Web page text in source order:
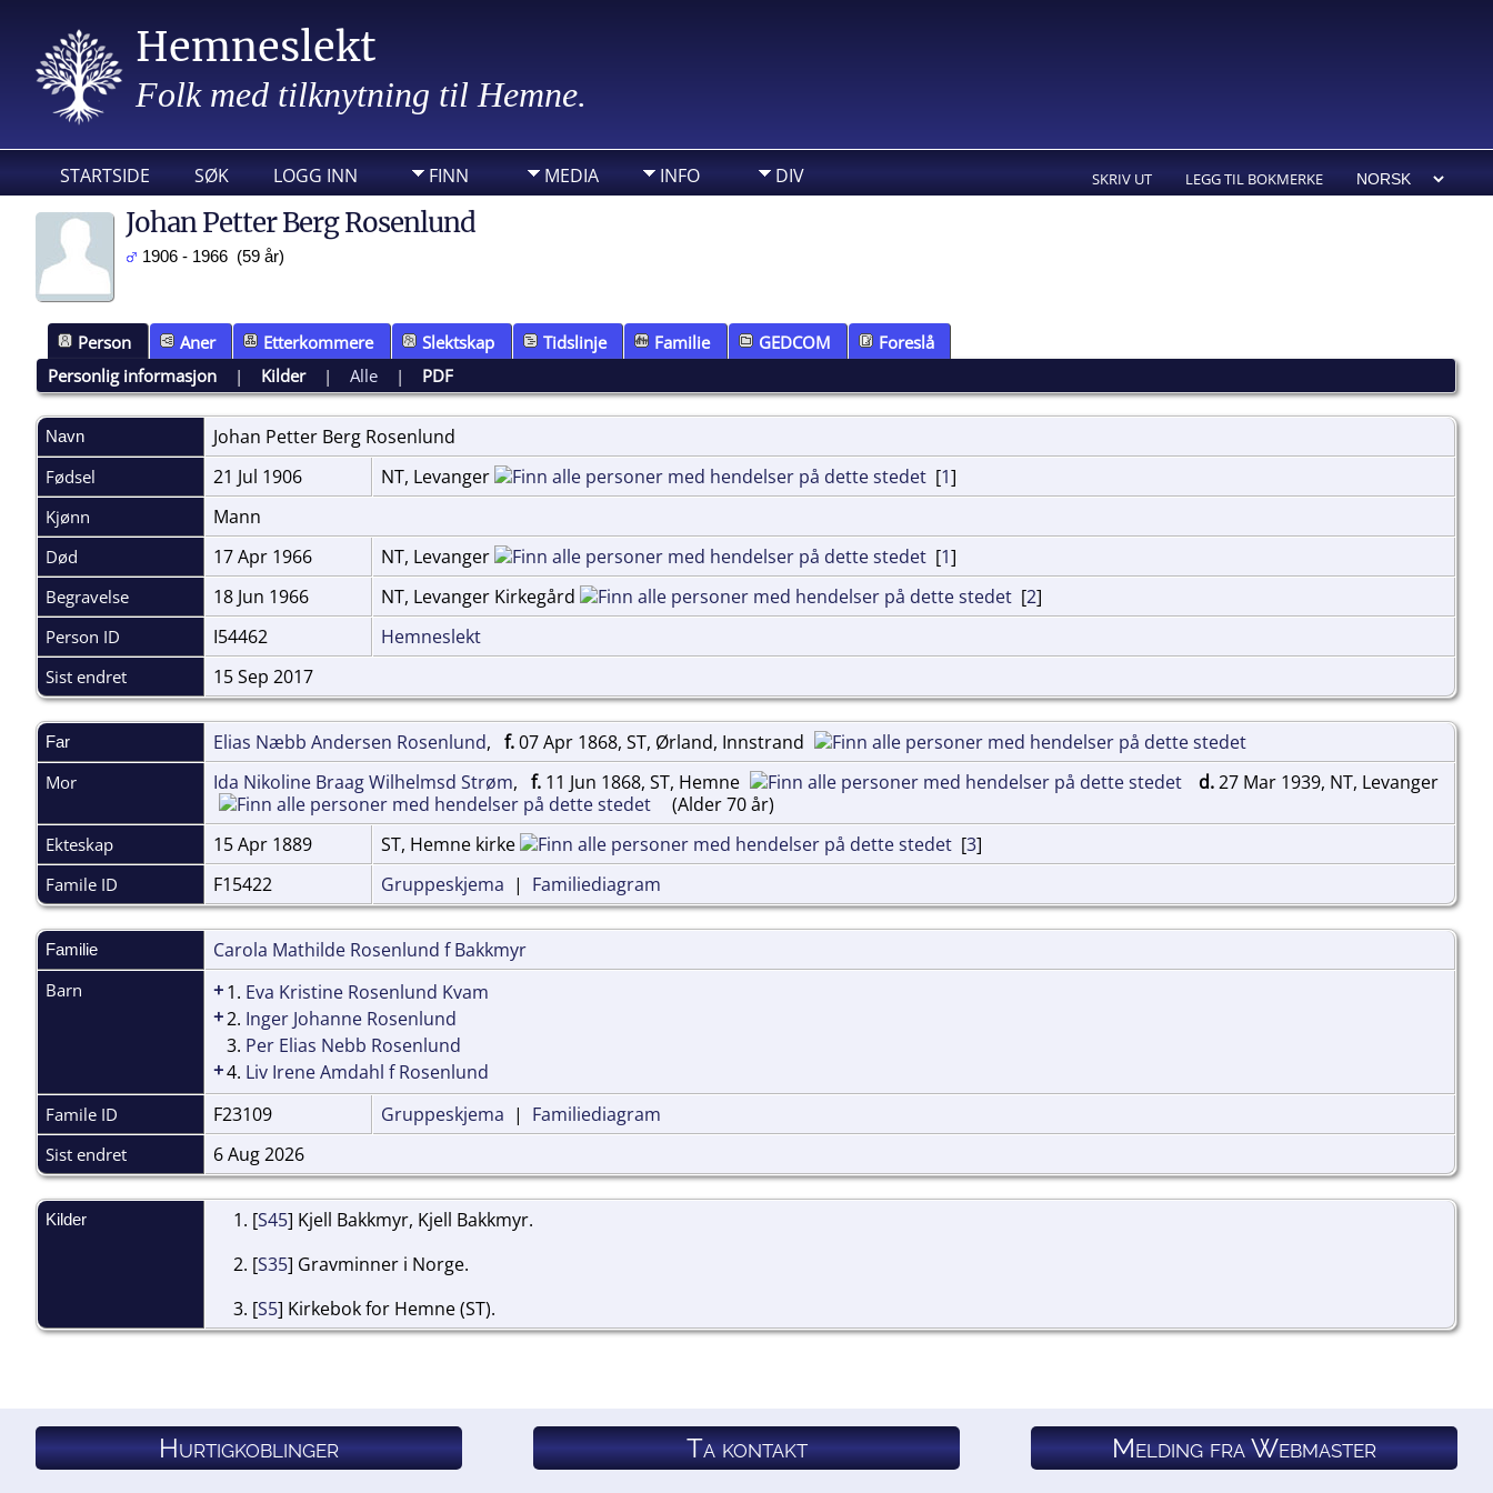
Hemneslekt
Folk med tilknytning til Hemne.
STARTSIDE SØK LOGG INN FINN MEDIA INFO DIV SKRIV UT LEGG TIL BOKMERKE
Johan Petter Berg Rosenlund
1906 - 1966 (59 år)
Person Aner Etterkommere Slektskap Tidslinje Familie GEDCOM
Foreslå
Personlig informasjon | Kilder|Alle | PDF
Navn Johan Petter Berg Rosenlund
Fødsel 21 Jul 1906 NT, Levanger [1]
Kjønn Mann
Død 17 Apr 1966 NT, Levanger [1]
Begravelse 18 Jun 1966 NT, Levanger Kirkegård [2]
Person ID I54462 Hemneslekt
Sist endret 15 Sep 2017
Far Elias Næbb Andersen Rosenlund, f.07 Apr 1868, ST, Ørland, Innstrand
Mor Ida Nikoline Braag Wilhelmsd Strøm, f. 11 Jun 1868, ST, Hemne d.27 Mar 1939, NT, Levanger
(Alder 70 år)
Ekteskap 15 Apr 1889 ST, Hemne kirke [3]
Famile ID F15422 Gruppeskjema | Familiediagram
Familie Carola Mathilde Rosenlund f Bakkmyr
Barn +1. Eva Kristine Rosenlund Kvam
+2. Inger Johanne Rosenlund
3. Per Elias Nebb Rosenlund
+4. Liv Irene Amdahl f Rosenlund
Famile ID F23109 Gruppeskjema | Familiediagram
Sist endret 6 Aug 2026
Kilder [S45] Kjell Bakkmyr, Kjell Bakkmyr.
[S35] Gravminner i Norge.
[S5] Kirkebok for Hemne (ST).
Hurtigkoblinger Ta kontakt Melding fra Webmaster